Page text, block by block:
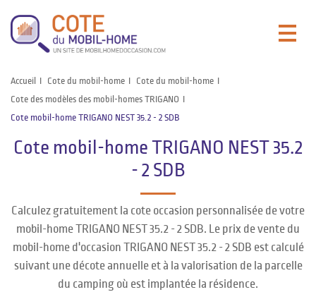
Accueil Cote du mobil-home
Cote du mobil-home
Cote des modèles des mobil-homes TRIGANO
Cote mobil-home TRIGANO NEST 35.2 - 2 SDB
Cote mobil-home TRIGANO NEST 35.2
- 2 SDB
Calculez gratuitement la cote occasion personnalisée de votre
mobil-home TRIGANO NEST 35.2 - 2 SDB. Le prix de vente du
mobil-home d'occasion TRIGANO NEST 35.2 - 2 SDB est calculé
suivant une décote annuelle et à la valorisation de la parcelle
du camping où est implantée la résidence.